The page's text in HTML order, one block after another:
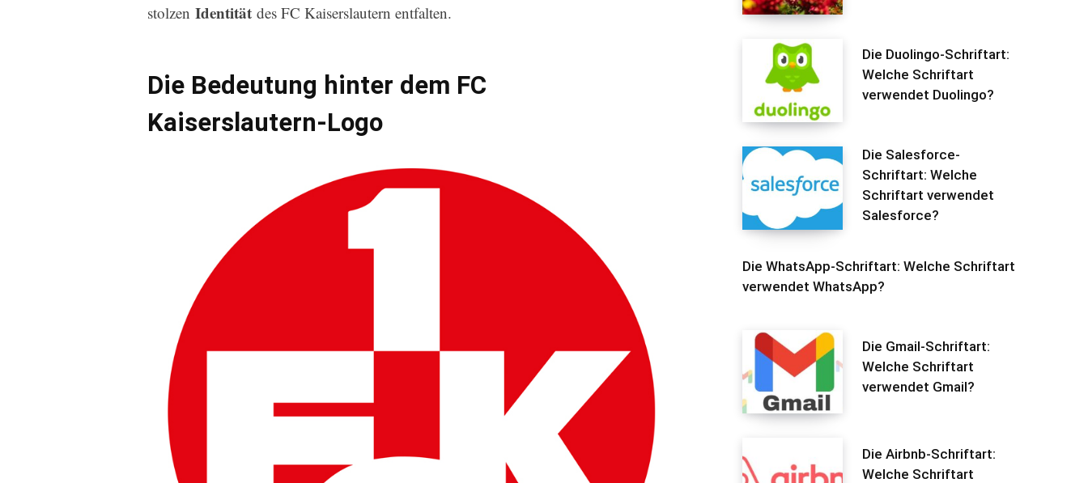
stolzen Identitätdes FC Kaiserslautern entfalten.
Die Bedeutung hinter dem FC
Kaiserslautern-Logo
Die Duolingo-Schriftart:
Welche Schriftart
verwendet Duolingo?
Die Salesforce-
Schriftart: Welche
Schriftart verwendet
Salesforce?
Die WhatsApp-Schriftart: Welche Schriftart
verwendet WhatsApp?
Die Gmail-Schriftart:
Welche Schriftart
verwendet Gmail?
Die Airbnb-Schriftart:
Welche Schriftart